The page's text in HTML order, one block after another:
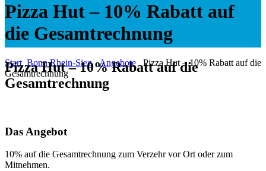
Pizza Hut – 10% Rabatt auf
die Gesamtrechnung
Start Bonn Rhein-Sieg Angebote
Pizza Hut – 10% Rabatt auf die
Gesamtrechnung
Pizza Hut – 10% Rabatt auf die
Gesamtrechnung
Das Angebot
10% auf die Gesamtrechnung zum Verzehr vor Ort oder zum
Mitnehmen.